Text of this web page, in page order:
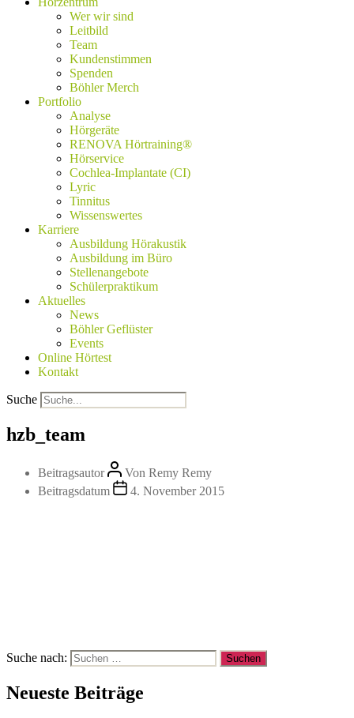
Wer wir sind
Leitbild
Team
Kundenstimmen
Spenden
Böhler Merch
Portfolio
Analyse
Hörgeräte
RENOVA Hörtraining®
Hörservice
Cochlea-Implantate (CI)
Lyric
Tinnitus
Wissenswertes
Karriere
Ausbildung Hörakustik
Ausbildung im Büro
Stellenangebote
Schülerpraktikum
Aktuelles
News
Böhler Geflüster
Events
Online Hörtest
Kontakt
Suche
hzb_team
Beitragsautor Von Remy Remy
Beitragsdatum
4. November 2015
Suche nach:
Neueste Beiträge